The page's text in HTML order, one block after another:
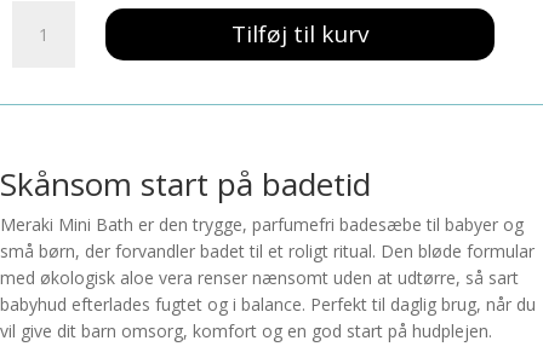
Mini
Tilføj til kurv
Skånsom start på badetid
Meraki Mini Bath er den trygge, parfumefri badesæbe til babyer og
små børn, der forvandler badet til et roligt ritual. Den bløde formular
med økologisk aloe vera renser nænsomt uden at udtørre, så sart
babyhud efterlades fugtet og i balance. Perfekt til daglig brug, når du
vil give dit barn omsorg, komfort og en god start på hudplejen.